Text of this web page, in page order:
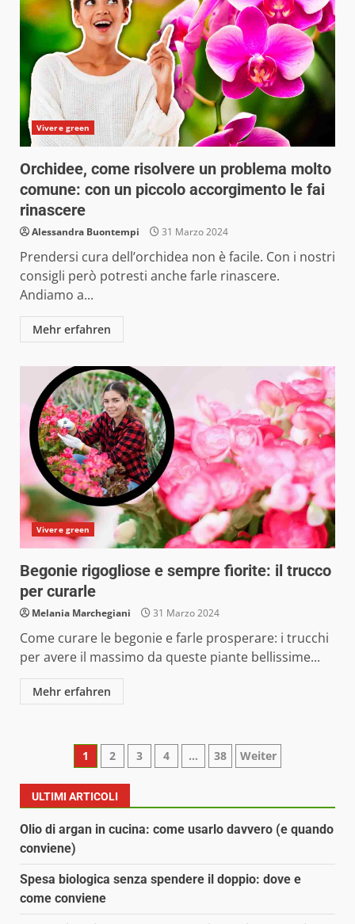
Vivere green
Orchidee, come risolvere un problema molto
comune: con un piccolo accorgimento le fai
rinascere
Alessandra Buontempi 31 Marzo 2024
Prendersi cura dell’orchidea non è facile. Con i nostri
consigli però potresti anche farle rinascere.
Andiamo a...
Mehr erfahren
Vivere green
Begonie rigogliose e sempre fiorite: il trucco
per curarle
Melania Marchegiani 31 Marzo 2024
Come curare le begonie e farle prosperare: i trucchi
per avere il massimo da queste piante bellissime...
Mehr erfahren
Paginazione
degli
articoli
1 2 3 4 … 38 Weiter
ULTIMI ARTICOLI
Olio di argan in cucina: come usarlo davvero (e quando
conviene)
Spesa biologica senza spendere il doppio: dove e
come conviene